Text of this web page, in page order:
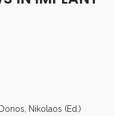
Nikolaos (Ed.)